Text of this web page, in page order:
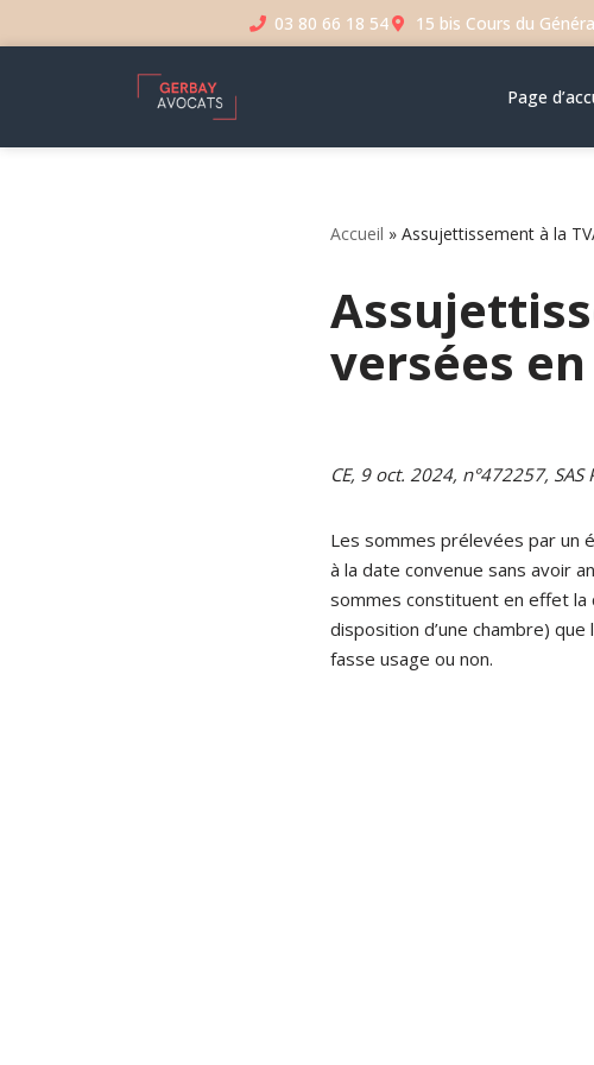
03 80 66 18 54 15 bis Cours du
Page
Accueil » Assujettissement à la
versées
CE, 9 oct. 2024, n°472257,
Les sommes prélevées par un
à la date convenue sans avoir
sommes constituent en effet la
disposition d’une chambre)
fasse usage ou non.